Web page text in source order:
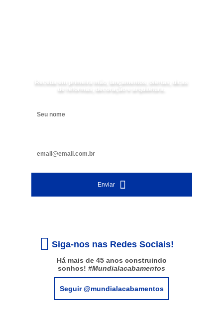
Receba em primeira mão, lançamentos, ofertas, dicas
de reformas, decoração e arquitetura.
Enviar
Siga-nos nas Redes Sociais!
Há mais de 45 anos construindo
sonhos! #Mundialacabamentos
Seguir @mundialacabamentos